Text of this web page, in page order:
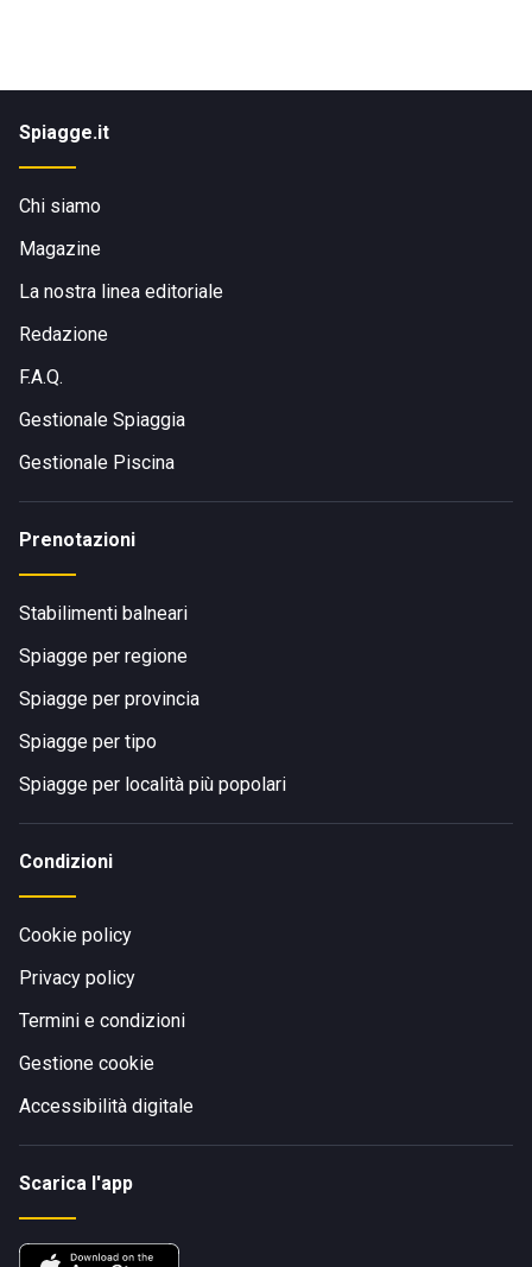
Spiagge.it
Chi siamo
Magazine
La nostra linea editoriale
Redazione
F.A.Q.
Gestionale Spiaggia
Gestionale Piscina
Prenotazioni
Stabilimenti balneari
Spiagge per regione
Spiagge per provincia
Spiagge per tipo
Spiagge per località più popolari
Condizioni
Cookie policy
Privacy policy
Termini e condizioni
Gestione cookie
Accessibilità digitale
Scarica l'app